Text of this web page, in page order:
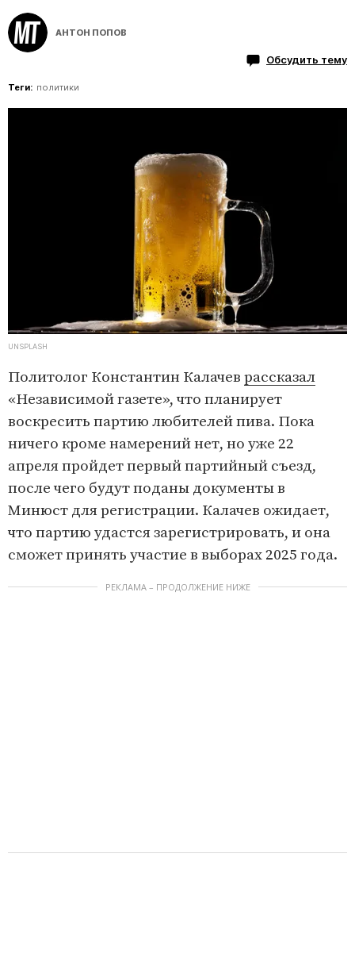
АНТОН ПОПОВ
Обсудить тему
Теги: политики
UNSPLASH
Политолог Константин Калачев рассказал
«Независимой газете», что планирует
воскресить партию любителей пива. Пока
ничего кроме намерений нет, но уже 22
апреля пройдет первый партийный съезд,
после чего будут поданы документы в
Минюст для регистрации. Калачев ожидает,
что партию удастся зарегистрировать, и она
сможет принять участие в выборах 2025 года.
РЕКЛАМА – ПРОДОЛЖЕНИЕ НИЖЕ